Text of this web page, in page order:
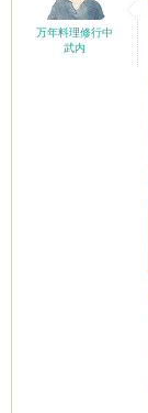
万年料理修行中
武内